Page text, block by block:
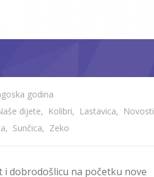
godina
dijete, Kolibri, Lastavica, Novosti
, Sunčica, Zeko
i dobrodošlicu na početku nove